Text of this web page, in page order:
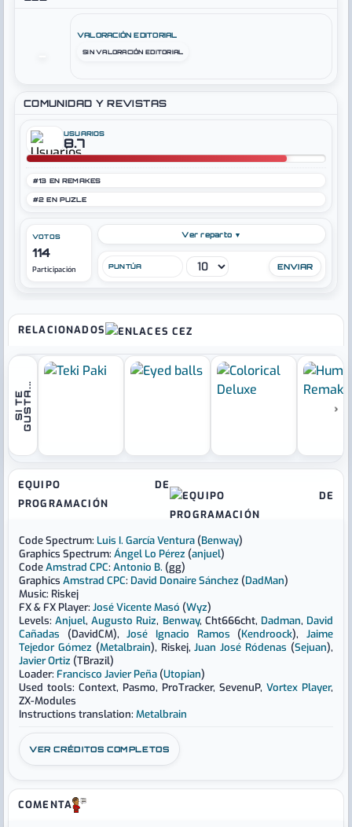
VALORACIÓN EDITORIAL
SIN VALORACIÓN EDITORIAL
COMUNIDAD Y REVISTAS
USUARIOS
8.7
#13 EN REMAKES
#2 EN PUZLE
VOTOS
114
Participación
Ver reparto ▼
PUNTÚA
RELACIONADOS
S
I
T
E
G
U
S
T
A
.
.. ›
EQUIPO DE
PROGRAMACIÓN
Code Spectrum: Luis I. García Ventura (Benway)
Graphics Spectrum: Ángel Lo Pérez (anjuel)
CodeAmstrad CPC: Antonio B. (gg)
Graphics Amstrad CPC: David Donaire Sánchez (DadMan)
Music: Riskej
FX & FX Player: José Vicente Masó (Wyz)
Levels:Anjuel,Augusto Ruiz, Benway, Cht666cht, Dadman, David
Cañadas (DavidCM),José Ignacio Ramos (Kendroock),Jaime
Tejedor Gómez (Metalbrain), Riskej,Juan José Ródenas (Sejuan),
Javier Ortiz (TBrazil)
Loader: Francisco Javier Peña (Utopian)
Used tools: Context, Pasmo, ProTracker, SevenuP, Vortex Player,
ZX-Modules
Instructions translation: Metalbrain
VER CRÉDITOS COMPLETOS
COMENTA